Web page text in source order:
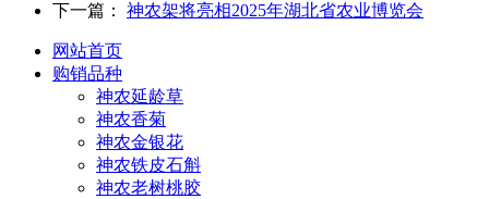
下一篇： 神农架将亮相2025年湖北省农业博览会
网站首页
购销品种
神农延龄草
神农香菊
神农金银花
神农铁皮石斛
神农老树桃胶